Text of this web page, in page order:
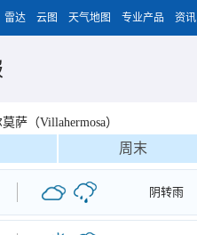
雷达 云图 天气地图 专业产品 资讯
萨（Villahermosa）
周末
阴转雨